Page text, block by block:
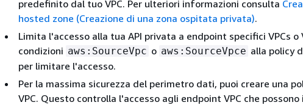
predefinito dal tuo VPC. Per ulteriori informazioni consulta
hosted zone (Creazione di una zona ospitata privata).
Limita l'accesso alla tua API privata a endpoint specifici VPCs o
condizioni aws:SourceVpc o aws:SourceVpce alla policy
per limitare l'accesso.
Per la massima sicurezza del perimetro dati, puoi creare una
VPC. Questo controlla l'accesso agli endpoint VPC che possono